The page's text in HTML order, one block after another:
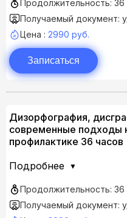
Продолжительность: 36
Получаемый документ:
Цена : 2990 руб.
Записаться
Дизорфография,
современные подходы
профилактике 36 часов
Подробнее
Продолжительность: 36
Получаемый документ: